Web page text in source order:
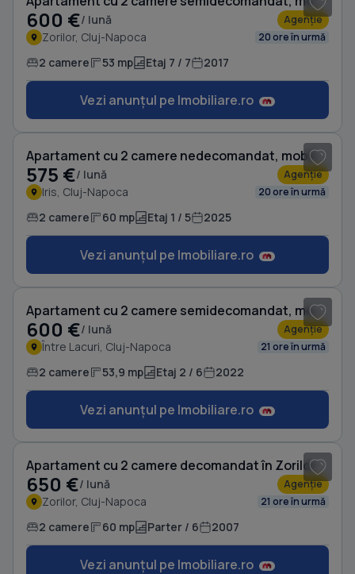
600 €/ lună Agenție
Zorilor, Cluj-Napoca 20 ore în urmă
2 camere 53 mp Etaj 7 / 7 2017
Vezi anunțul pe Imobiliare.ro
Apartament cu 2 camere nedecomandat, mobilat în Iris
575 €/ lună Agenție
Iris, Cluj-Napoca 20 ore în urmă
2 camere 60 mp Etaj 1 / 5 2025
Vezi anunțul pe Imobiliare.ro
Apartament cu 2 camere semidecomandat, mobilat în Între Lacuri
600 €/ lună Agenție
Între Lacuri, Cluj-Napoca 21 ore în urmă
2 camere 53,9 mp Etaj 2 / 6 2022
Vezi anunțul pe Imobiliare.ro
Apartament cu 2 camere decomandat în Zorilor
650 €/ lună Agenție
Zorilor, Cluj-Napoca 21 ore în urmă
2 camere 60 mp Parter / 6 2007
Vezi anunțul pe Imobiliare.ro